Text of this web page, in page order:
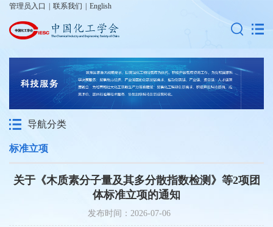
管理员入口 联系我们 English
导航分类
标准立项
关于《木质素分子量及其多分散指数检测》等2项团
体标准立项的通知
发布时间：2026-07-06